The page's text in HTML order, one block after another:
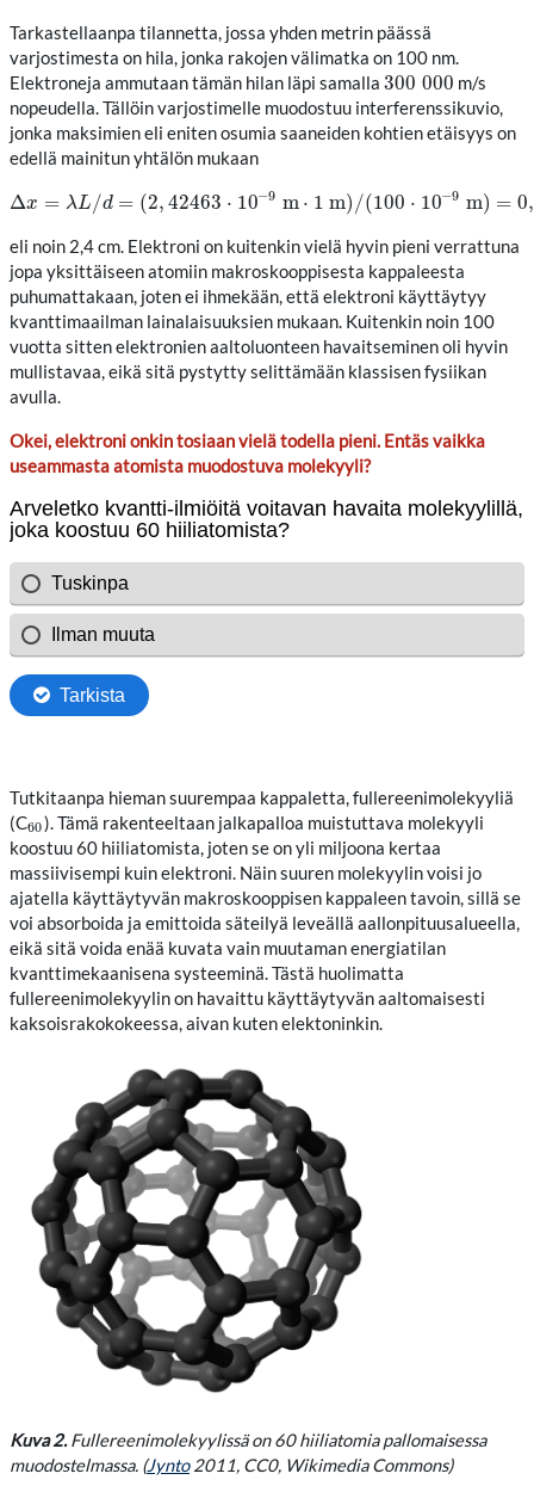
Tarkastellaanpa tilannetta, jossa yhden metrin päässä
varjostimesta on hila, jonka rakojen välimatka on 100 nm.
Elektroneja ammutaan tämän hilan läpi samalla 300 000
300 000 m/s
nopeudella. Tällöin varjostimelle muodostuu interferenssikuvio,
jonka maksimien eli eniten osumia saaneiden kohtien etäisyys on
edellä mainitun yhtälön mukaan
Δx = λL/d = (2, 42463 ⋅ 10−9 m ⋅ 1 m) /(100 ⋅ 10−9 m) = 0,
Δx= λL /d=(2,42463⋅ 10−9 m⋅ 1m)/ 100 ⋅10− 9 m)=0 ,0242463 m
eli noin 2,4 cm. Elektroni on kuitenkin vielä hyvin pieni verrattuna
jopa yksittäiseen atomiin makroskooppisesta kappaleesta
puhumattakaan, joten ei ihmekään, että elektroni käyttäytyy
kvanttimaailman lainalaisuuksien mukaan. Kuitenkin noin 100
vuotta sitten elektronien aaltoluonteen havaitseminen oli hyvin
mullistavaa, eikä sitä pystytty selittämään klassisen fysiikan
avulla.
Okei, elektroni onkin tosiaan vielä todella pieni. Entäs vaikka
useammasta atomista muodostuva molekyyli?
Tutkitaanpa hieman suurempaa kappaletta, fullereenimolekyyliä
(C60
60). Tämä rakenteeltaan jalkapalloa muistuttava molekyyli
koostuu 60 hiiliatomista, joten se on yli miljoona kertaa
massiivisempi kuin elektroni. Näin suuren molekyylin voisi jo
ajatella käyttäytyvän makroskooppisen kappaleen tavoin, sillä se
voi absorboida ja emittoida säteilyä leveällä aallonpituusalueella,
eikä sitä voida enää kuvata vain muutaman energiatilan
kvanttimekaanisena systeeminä. Tästä huolimatta
fullereenimolekyylin on havaittu käyttäytyvän aaltomaisesti
kaksoisrakokokeessa, aivan kuten elektoninkin.
Kuva 2.Fullereenimolekyylissä on 60 hiiliatomia pallomaisessa
muodostelmassa. (Jynto2011, CC0, Wikimedia Commons)